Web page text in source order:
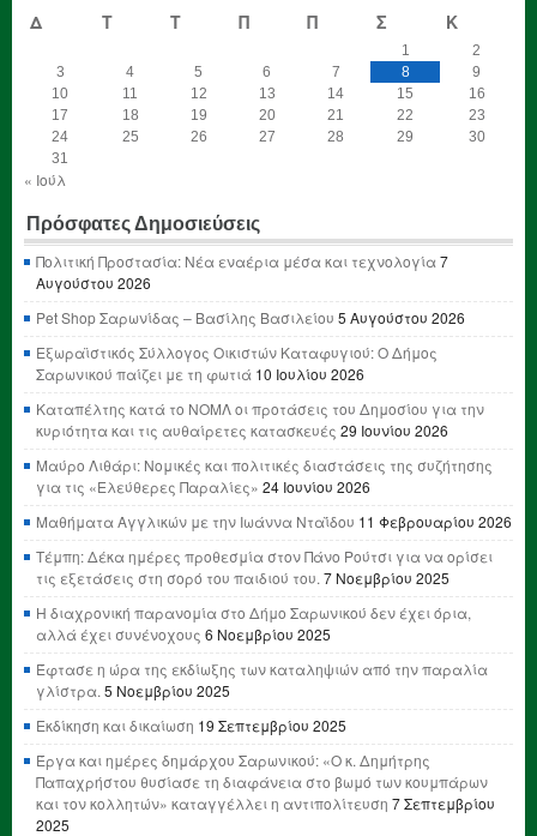
Δ
Τ Τ Π Π Σ Κ
1
2
3
4 5 6 7 8
9
10
11 12 13 14 15
16
17
18 19 20 21 22
23
24
25 26 27 28 29
30
31
« Ιούλ
Πρόσφατες Δημοσιεύσεις
Πολιτική Προστασία: Νέα εναέρια μέσα και τεχνολογία7
Αυγούστου 2026
Pet Shop Σαρωνίδας – Βασίλης Βασιλείου 5 Αυγούστου 2026
Εξωραϊστικός Σύλλογος Οικιστών Καταφυγιού: Ο Δήμος
Σαρωνικού παίζει με τη φωτιά 10 Ιουλίου 2026
Καταπέλτης κατά το ΝΟΜΛ οι προτάσεις του Δημοσίου για την
κυριότητα και τις αυθαίρετες κατασκευές 29 Ιουνίου 2026
Μαύρο Λιθάρι: Νομικές και πολιτικές διαστάσεις της συζήτησης
για τις «Ελεύθερες Παραλίες» 24 Ιουνίου 2026
Μαθήματα Αγγλικών με την Ιωάννα Νταΐδου 11 Φεβρουαρίου 2026
Τέμπη: Δέκα ημέρες προθεσμία στον Πάνο Ρούτσι για να ορίσει
τις εξετάσεις στη σορό του παιδιού του. 7 Νοεμβρίου 2025
Η διαχρονική παρανομία στο Δήμο Σαρωνικού δεν έχει όρια,
αλλά έχει συνένοχους 6 Νοεμβρίου 2025
Έφτασε η ώρα της εκδίωξης των καταληψιών από την παραλία
γλίστρα. 5 Νοεμβρίου 2025
Εκδίκηση και δικαίωση 19 Σεπτεμβρίου 2025
Έργα και ημέρες δημάρχου Σαρωνικού: «Ο κ. Δημήτρης
Παπαχρήστου θυσίασε τη διαφάνεια στο βωμό των κουμπάρων
και τον κολλητών» καταγγέλλει η αντιπολίτευση 7 Σεπτεμβρίου
2025